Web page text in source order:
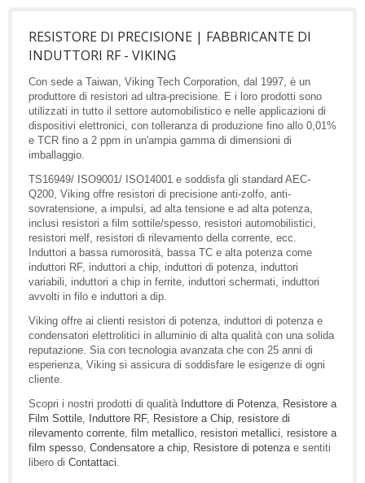
RESISTORE DI PRECISIONE | FABBRICANTE DI
INDUTTORI RF - VIKING
Con sede a Taiwan, Viking Tech Corporation, dal 1997, è un
produttore di resistori ad ultra-precisione. E i loro prodotti sono
utilizzati in tutto il settore automobilistico e nelle applicazioni di
dispositivi elettronici, con tolleranza di produzione fino allo 0,01%
e TCR fino a 2 ppm in un'ampia gamma di dimensioni di
imballaggio.
TS16949/ ISO9001/ ISO14001 e soddisfa gli standard AEC-
Q200, Viking offre resistori di precisione anti-zolfo, anti-
sovratensione, a impulsi, ad alta tensione e ad alta potenza,
inclusi resistori a film sottile/spesso, resistori automobilistici,
resistori melf, resistori di rilevamento della corrente, ecc.
Induttori a bassa rumorosità, bassa TC e alta potenza come
induttori RF, induttori a chip, induttori di potenza, induttori
variabili, induttori a chip in ferrite, induttori schermati, induttori
avvolti in filo e induttori a dip.
Viking offre ai clienti resistori di potenza, induttori di potenza e
condensatori elettrolitici in alluminio di alta qualità con una solida
reputazione. Sia con tecnologia avanzata che con 25 anni di
esperienza, Viking si assicura di soddisfare le esigenze di ogni
cliente.
Scopri i nostri prodotti di qualità Induttore di Potenza
Resistore a
Film Sottile
Induttore RF, Resistore a Chip resistore di
rilevamento corrente film metallico resistori metallici resistore a
film spesso Condensatore a chip Resistore di potenza e sentiti
libero di Contattaci